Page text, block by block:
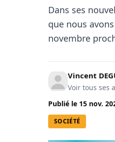
Dans ses
que nous
novembre
Vincent
Voir tous ses
Publié le 15 nov.
SOCIÉTÉ